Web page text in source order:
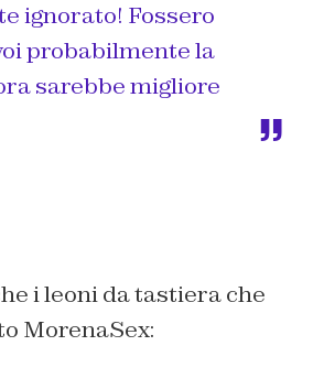
ignorato! Fossero
probabilmente la
sarebbe migliore
i leoni da tastiera che
MorenaSex: